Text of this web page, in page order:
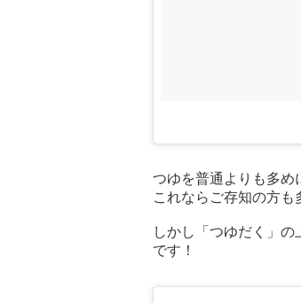
つゆを普通よりも多め
これならご存知の方も
しかし「つゆだく」
です！